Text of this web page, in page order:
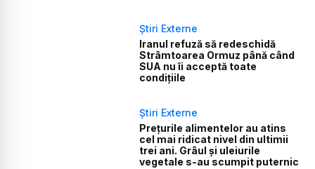
Știri Externe
Iranul refuză să redeschidă
Strâmtoarea Ormuz până când
SUA nu îi acceptă toate
condițiile
Știri Externe
Prețurile alimentelor au atins
cel mai ridicat nivel din ultimii
trei ani. Grâul și uleiurile
vegetale s-au scumpit puternic